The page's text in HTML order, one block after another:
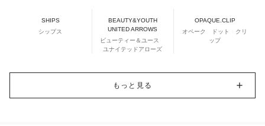
SHIPS
シップス
BEAUTY&YOUTH
UNITED ARROWS
ビューティー＆ユース
ユナイテッドアローズ
OPAQUE.CLIP
オペーク ドット クリ
ップ
もっと見る